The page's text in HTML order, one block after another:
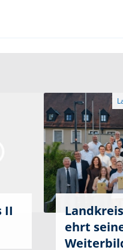
II
ehrt